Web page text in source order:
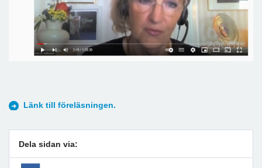
Länk till föreläsningen.
Dela sidan via: